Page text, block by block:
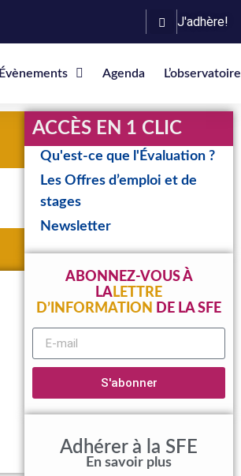
J'adhère!
Évènements Agenda L’observatoire
ACCÈS EN 1 CLIC
Qu'est-ce que l'Évaluation ?
Les Offres d’emploi et de
stages
Newsletter
ABONNEZ-VOUS À
LA LETTRE
D’INFORMATION
DE LA SFE
S'abonner
Adhérer à la SFE
En savoir plus